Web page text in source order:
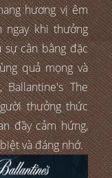
hương vị êm
ngay khi thưởng
cân bằng đặc
quả mọng và
The
thưởng thức
đầy cảm hứng,
và đáng nhớ.